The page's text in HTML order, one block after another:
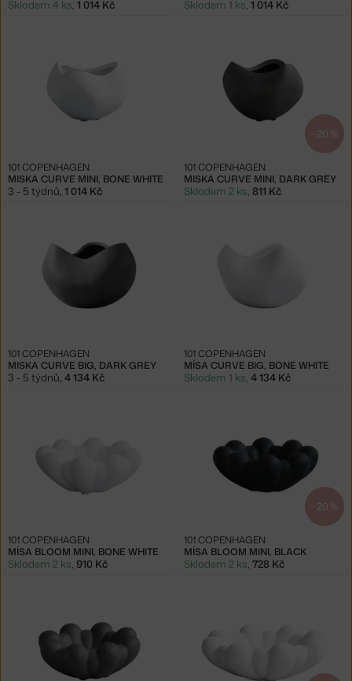
Skladem 4 ks, 1 014 Kč Skladem 1 ks, 1 014 Kč
MISKA CURVE MINI, BONE WHITE
101 COPENHAGEN
3 - 5 týdnů, 1 014 Kč
−20 %
MISKA CURVE MINI, DARK GREY
101 COPENHAGEN
Skladem 2 ks, 811 Kč
MISKA CURVE BIG, DARK GREY
101 COPENHAGEN
3 - 5 týdnů, 4 134 Kč
MÍSA CURVE BIG, BONE WHITE
101 COPENHAGEN
Skladem 1 ks, 4 134 Kč
MÍSA BLOOM MINI, BONE WHITE
101 COPENHAGEN
Skladem 2 ks, 910 Kč
−20 %
MÍSA BLOOM MINI, BLACK
101 COPENHAGEN
Skladem 2 ks, 728 Kč